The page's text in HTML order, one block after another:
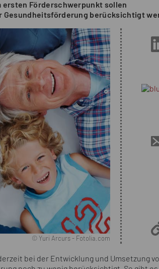
ersten Förderschwerpunkt sollen
berücksichtigt
© Yuri Arcurs - Fotolia.com
bei der Entwicklung und Umsetzung